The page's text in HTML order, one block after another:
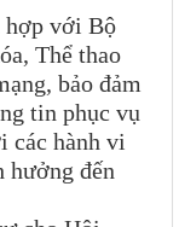
hợp với Bộ
Thể thao
bảo đảm
tin phục vụ
các hành vi
hưởng đến